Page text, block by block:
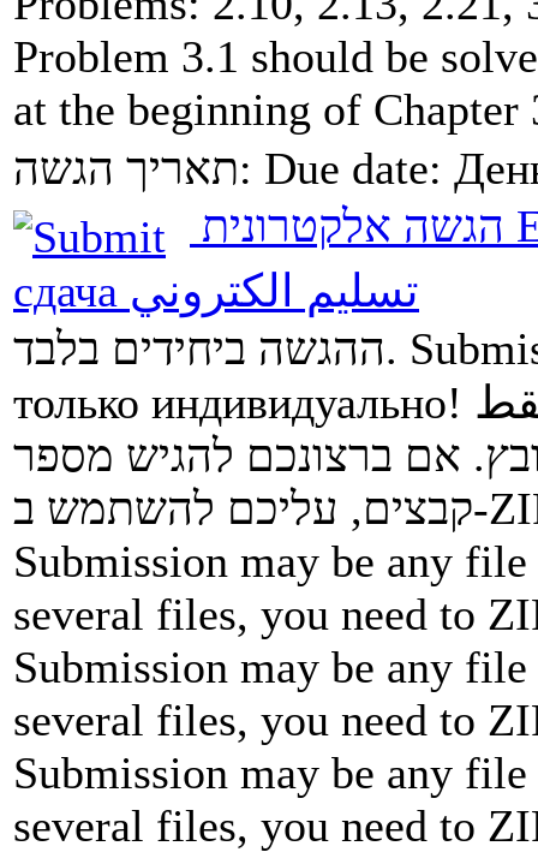
Problem 3.1 should be
at the beginning of
תאריך הגשה: Due date:
сдача تسليم الكتروني
ההגשה ביחידים בלבד.
только индивидуально!
אם ברצונכם להגיש מספר
Submission may be any
several files, you need to
Submission may be any
several files, you need to
Submission may be any
several files, you need to